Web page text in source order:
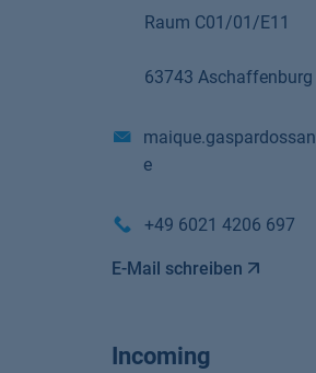
Raum C01/01/E11
63743 Aschaffenburg
e
+49 6021 4206 697
E-Mail schreiben
Incoming